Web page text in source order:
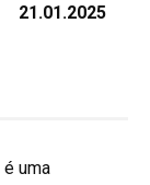
21.01.2025
uma